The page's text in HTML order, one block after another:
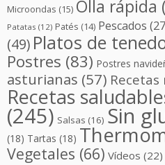
Microondas (15) Olla rápida
Patatas (12) Patés (14) Pescados
(49) Platos de
Postres (83) Postres
asturianas (57) Recetas
Recetas
(245) Salsas (16) Sin
(18) Tartas (18)
Vegetales (66) Vídeos (22)